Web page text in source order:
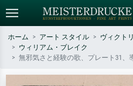
標準検索
– 例：モネ、星月夜、印象派、北
緑の
ホーム アート スタイル
ヴィクト
ウィリアム・ブレイク
無邪気さと経験の歌、プレート31、